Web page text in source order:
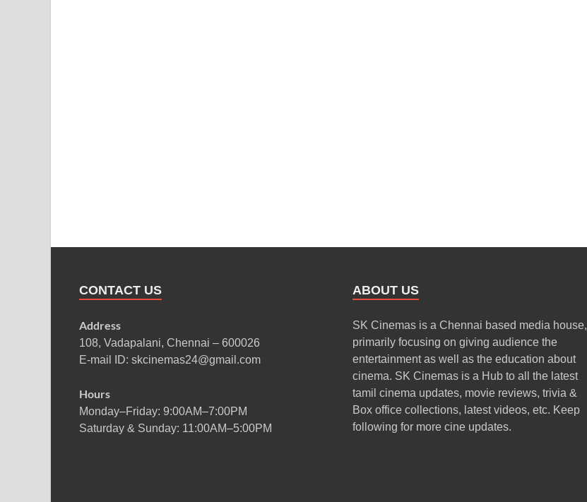
CONTACT US
Address
108, Vadapalani, Chennai – 600026
E-mail ID: skcinemas24@gmail.com
Hours
Monday–Friday: 9:00AM–7:00PM
Saturday & Sunday: 11:00AM–5:00PM
ABOUT US
SK Cinemas is a Chennai based media house,
primarily focusing on giving audience the
entertainment as well as the education about
cinema. SK Cinemas is a Hub to all the latest
tamil cinema updates, movie reviews, trivia &
Box office collections, latest videos, etc. Keep
following for more cine updates.